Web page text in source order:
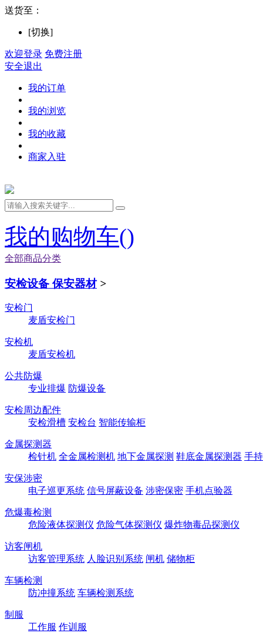
送货至：
[切换]
欢迎登录 免费注册
安全退出
我的订单
我的浏览
我的收藏
商家入驻
我的购物车()
全部商品分类
安检设备 保安器材 >
安检门
麦盾安检门
安检机
麦盾安检机
公共防爆
专业排爆 防爆设备
安检周边配件
安检滑槽 安检台 智能传输柜
金属探测器
检针机 全金属检测机 地下金属探测 鞋底金属探测器 手
安保涉密
电子巡更系统 信号屏蔽设备 涉密保密 手机点验器
危爆毒检测
危险液体探测仪 危险气体探测仪 爆炸物毒品探测仪
访客闸机
访客管理系统 人脸识别系统 闸机 储物柜
车辆检测
防冲撞系统 车辆检测系统
制服
工作服 作训服